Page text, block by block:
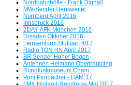
FM Kompakt besucht die
Oberfranken und
Radio Aktiv/Star*Sat Radio und 89 HIT
Peter Pelunka mit 65
Nordbahnhöfle - Frank Dignaß
MW-Sender Heusweiler
Nürnberg April 2016
Innsbruck 2016
2DAY-AFK München 2016
Dresden Oktober 2016
Fernsehturm Stuttgart 4/17
Radio TON HN April 2017
BR Sender Hoher Bogen
Antennen Heimann Obertraubling
Rundfunkmuseum Cham
Pirni Pirnbacher - HAM`17